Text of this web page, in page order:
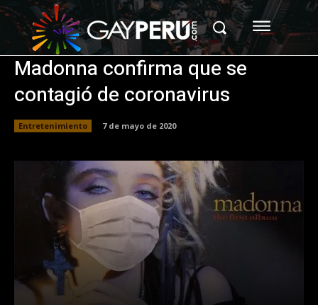
Madonna confirma que se
contagió de coronavirus
Entretenimiento 7 de mayo de 2020